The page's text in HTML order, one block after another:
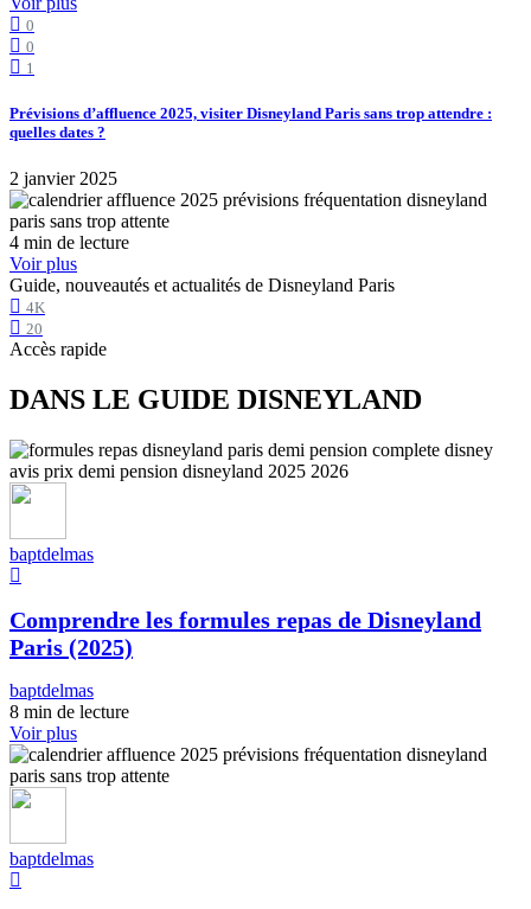
0
0
1
Prévisions d’affluence 2025, visiter Disneyland Paris sans trop attendre :
quelles dates ?
2 janvier 2025
4 min de lecture
Voir plus
Guide, nouveautés et actualités de Disneyland Paris
4K
20
Accès rapide
DANS LE GUIDE DISNEYLAND
baptdelmas
Comprendre les formules repas de Disneyland
Paris (2025)
baptdelmas
8 min de lecture
Voir plus
baptdelmas